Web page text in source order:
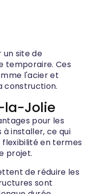
site de
temporaire. Ces
l'acier et
construction.
la-Jolie
pour les
installer, ce qui
en termes
projet.
de réduire les
sont